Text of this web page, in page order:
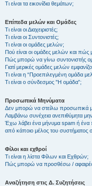
Τι είναι τα εικονίδια θεμάτων;
Επίπεδα μελών και Ομάδες
Τι είναι οι Διαχειριστές;
Τι είναι οι Συντονιστές;
Τι είναι οι ομάδες μελών;
Πού είναι οι ομάδες μελών και
Πώς μπορώ να γίνω συντονιστής
Γιατί μερικές ομάδες μελών
Τι είναι η “Προεπιλεγμένη ομάδα
Τι είναι ο σύνδεσμος "Η ομάδα”;
Προσωπικά Μηνύματα
Δεν μπορώ να στείλω προσωπικά
Λαμβάνω συνέχεια ανεπιθύμητα
Έχω λάβει ένα μήνυμα spam ή ένα
από κάποιο μέλος του συστήματος
Φίλοι και εχθροί
Τι είναι η λίστα Φίλων και Εχθρών;
Πώς μπορώ να προσθέσω /
Αναζήτηση στις Δ. Συζητήσεις